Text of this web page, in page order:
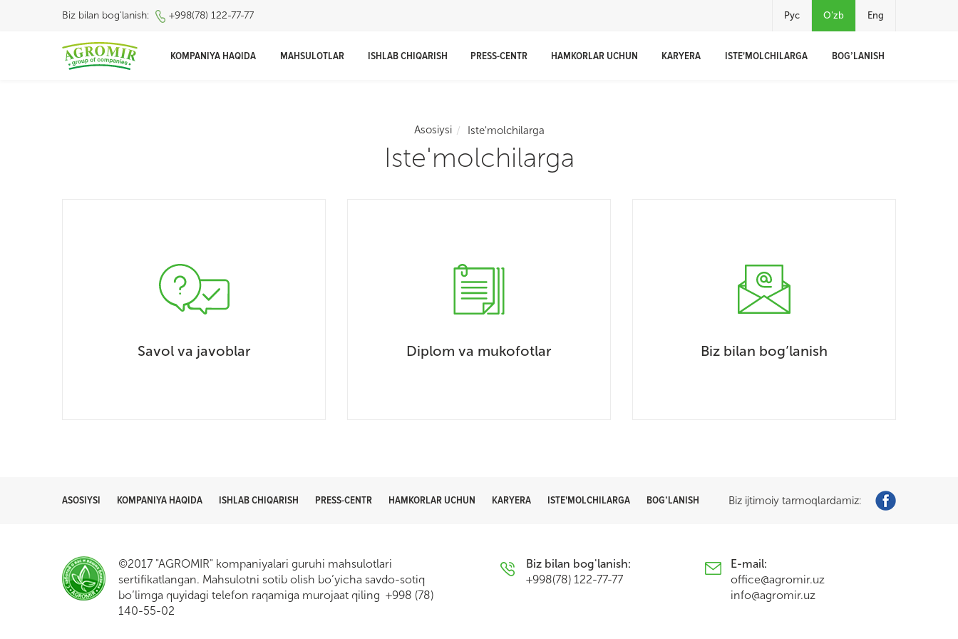
Biz bilan bog'lanish: +998(78) 122-77-77 Рус O'zb Eng
KOMPANIYA HAQIDA MAHSULOTLAR ISHLAB CHIQARISH PRESS-CENTR HAMKORLAR UCHUN KARYERA ISTE'MOLCHILARGA BOG’LANISH
Asosiysi Iste'molchilarga
Iste'molchilarga
Savol va javoblar Diplom va mukofotlar Biz bilan bog’lanish
ASOSIYSI KOMPANIYA HAQIDA ISHLAB CHIQARISH PRESS-CENTR HAMKORLAR UCHUN KARYERA ISTE'MOLCHILARGA BOG’LANISH Biz ijtimoiy tarmoqlardamiz:
©2017 "AGROMIR" kompaniyalari guruhi mahsulotlari
sertifikatlangan. Mahsulotni sotib olish bo’yicha savdo-sotiq
bo’limga quyidagi telefon raqamiga murojaat qiling +998 (78)
140-55-02
Biz bilan bog'lanish:
+998(78) 122-77-77
E-mail:
office@agromir.uz
info@agromir.uz